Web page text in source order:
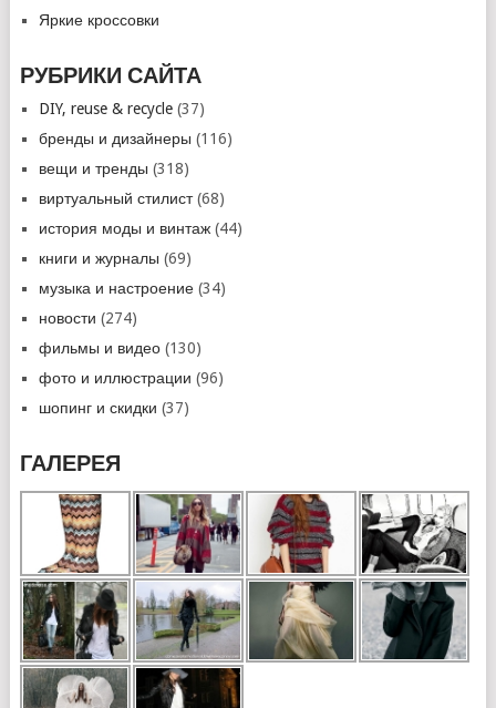
Яркие кроссовки
РУБРИКИ САЙТА
DIY, reuse & recycle(37)
бренды и дизайнеры (116)
вещи и тренды (318)
виртуальный стилист(68)
история моды и винтаж(44)
книги и журналы (69)
музыка и настроение(34)
новости (274)
фильмы и видео(130)
фото и иллюстрации (96)
шопинг и скидки (37)
ГАЛЕРЕЯ